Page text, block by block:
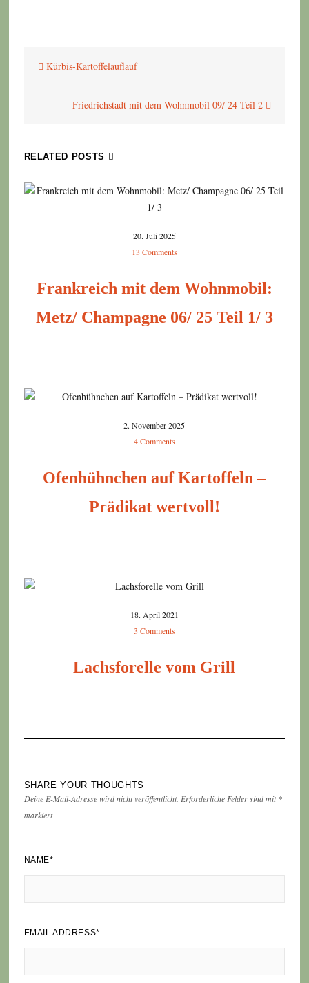
Kürbis-Kartoffelauflauf
Friedrichstadt mit dem Wohnmobil 09/ 24 Teil 2
RELATED POSTS
20. Juli 2025
13 Comments
Frankreich mit dem Wohnmobil:
Metz/ Champagne 06/ 25 Teil 1/ 3
2. November 2025
4 Comments
Ofenhühnchen auf Kartoffeln –
Prädikat wertvoll!
18. April 2021
3 Comments
Lachsforelle vom Grill
SHARE YOUR THOUGHTS
Deine E-Mail-Adresse wird nicht veröffentlicht. Erforderliche Felder sind mit*
markiert
NAME*
EMAIL ADDRESS*